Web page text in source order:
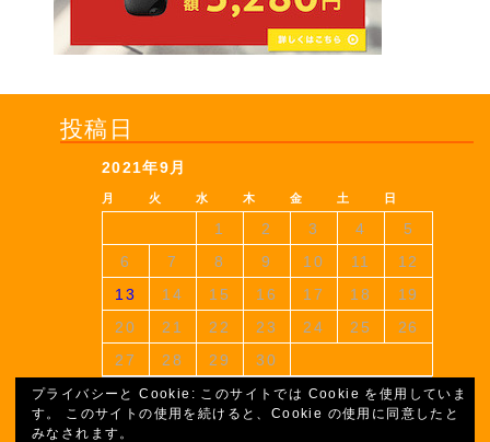
投稿日
2021年9月
月 火 水 木 金 土 日
プライバシーと Cookie: このサイトでは Cookie を使用していま
す。 このサイトの使用を続けると、Cookie の使用に同意したと
みなされます。